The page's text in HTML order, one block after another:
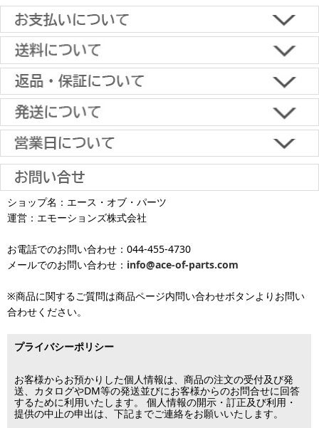
■下記よりお選びいただけます。
クレジットカード決済、代金引換、楽天ペイ、郵便振替、銀行振
込、スコア後払い、コンビニ決済、PayPayオンライン決済
※銀行振り込み・郵便振替・コンビニ決済・PayPayオンライン決済
の場合、ご入金確認後の発送となります。
※一部適用外の地域や商品がありますのでご了承ください。
※お届け先が異なる場合は別途お届け先分の送料がかかります。
沖縄へのお届けは、送料とは別に地域料金が発生します。サイズに
より金額が異なるので、詳しい料金については
となります（当日・土日祝日出荷不可）
【返品・キャンセルについて】
原則として返品は受け付けておりません。
金具に関しては、条件を満たしている場合は返品をお受けいたしま
す。
【初期不良・保証について】
商品到着後1週間以内であれば、初期不良の受け付けを行います。
返品対応の詳細、各種保証については
をご覧ください。
土日祝日も当日出荷いたします
■お届けについて
お届け日のご指定がない場合は、最短出荷・最短到着で発送いたし
ます。
平日は15時・土曜は11時・日曜祝日は10時までのご注文で当日出荷
が可能です。
済・代引決済のみ当日出荷が可能です。
※クレジットカード・代引き決済以外のお支払方法を選択されてい
※メーカー発注品は除きます。
土 日 祝日も
発送しています
※出荷休業日を除く
この日は出荷業務を行いませんので予めご了承下さい。
■営業日
ショップ名：エース・オブ・パーツ
運営：エモーションズ株式会社
お電話でのお問い合わせ：044-455-4730
メールでのお問い合わせ： info@ace-of-parts.com
※商品に関するご質問は商品ページ内問い合わせボタンよりお問い
合わせください。
プライバシーポリシー
お客様からお預かりした個人情報は、商品の注文の受付及び発
送、カタログやDM等の発送並びにお客様からのお問合せに回答
するために利用いたします。 個人情報の開示・訂正及び利用・
提供の中止の申出は、下記までご連絡をお願いいたします。